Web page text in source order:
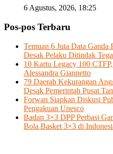
6 Agustus, 2026, 18:25
Pos-pos Terbaru
Temuan 6 Juta Data
Desak Pelaku Ditindak
10 Kartu Legacy 100
Alessandra Giannetto
79 Daerah Kekurangan
Desak Pemerintah Pusat
Forwan Siapkan Diskusi
Pengakuan Unesco
Badan 3×3 DPP Perbasi
Bola Basket 3×3 di